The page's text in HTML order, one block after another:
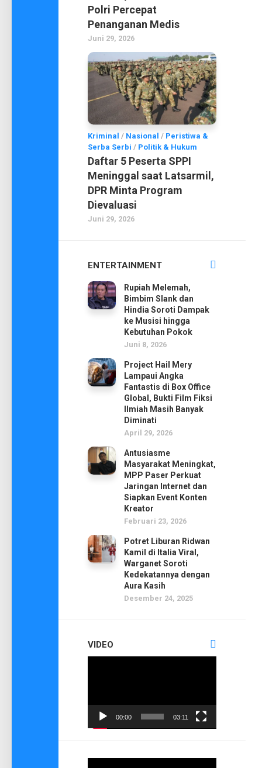
Polri Percepat
Penanganan Medis
Juni 29, 2026
Kriminal / Nasional / Peristiwa &
Serba Serbi / Politik & Hukum
Daftar 5 Peserta SPPI
Meninggal saat Latsarmil,
DPR Minta Program
Dievaluasi
Juni 29, 2026
ENTERTAINMENT
Rupiah Melemah,
Bimbim Slank dan
Hindia Soroti Dampak
ke Musisi hingga
Kebutuhan Pokok
Juni 8, 2026
Project Hail Mery
Lampaui Angka
Fantastis di Box Office
Global, Bukti Film Fiksi
Ilmiah Masih Banyak
Diminati
April 29, 2026
Antusiasme
Masyarakat Meningkat,
MPP Paser Perkuat
Jaringan Internet dan
Siapkan Event Konten
Kreator
Februari 23, 2026
Potret Liburan Ridwan
Kamil di Italia Viral,
Warganet Soroti
Kedekatannya dengan
Aura Kasih
Desember 24, 2025
VIDEO
00:00 03:11